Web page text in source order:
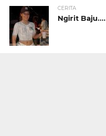
CERITA
Ngirit Baju….